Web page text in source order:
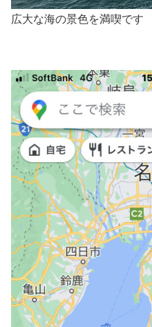
広大な海の景色を満喫です